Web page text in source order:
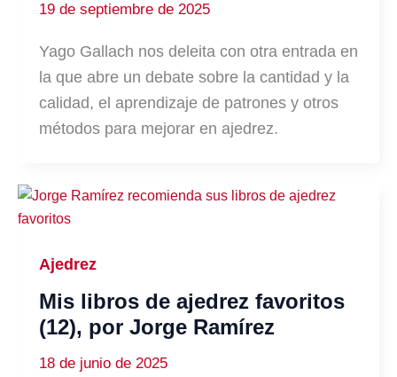
19 de septiembre de 2025
Yago Gallach nos deleita con otra entrada en
la que abre un debate sobre la cantidad y la
calidad, el aprendizaje de patrones y otros
métodos para mejorar en ajedrez.
Ajedrez
Mis libros de ajedrez favoritos
(12), por Jorge Ramírez
18 de junio de 2025